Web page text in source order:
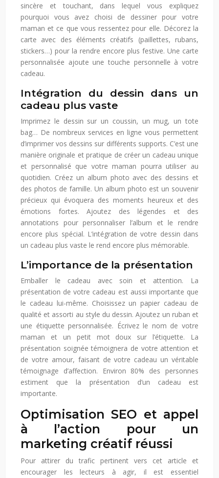
sincère et touchant, dans lequel vous expliquez
pourquoi vous avez choisi de dessiner pour votre
maman et ce que vous ressentez pour elle. Décorez la
carte avec des éléments créatifs (paillettes, rubans,
stickers…) pour la rendre encore plus festive. Une carte
personnalisée ajoute une touche personnelle à votre
cadeau.
Intégration du dessin dans un
cadeau plus vaste
Imprimez le dessin sur un coussin, un mug, un tote
bag… De nombreux services en ligne vous permettent
d’imprimer vos dessins sur différents supports. C’est une
manière originale et pratique de créer un cadeau unique
et personnalisé que votre maman pourra utiliser au
quotidien. Créez un album photo avec des dessins et
des photos de famille. Un album photo est un souvenir
précieux qui évoquera des moments heureux et des
émotions fortes. Ajoutez des légendes et des
annotations pour personnaliser l’album et le rendre
encore plus spécial. L’intégration de votre dessin dans
un cadeau plus vaste le rend encore plus mémorable.
L’importance de la présentation
Emballer le cadeau avec soin et attention. La
présentation de votre cadeau est aussi importante que
le cadeau lui-même. Choisissez un papier cadeau de
qualité et assorti au style du dessin. Ajoutez un ruban et
une étiquette personnalisée. Écrivez le nom de votre
maman et un petit mot doux sur l’étiquette. La
présentation soignée témoignera de votre attention et
de votre amour, faisant de votre cadeau un véritable
témoignage d’affection. Environ 80% des personnes
estiment que la présentation d’un cadeau est
importante.
Optimisation SEO et appel
à l’action pour un
marketing créatif réussi
Pour attirer du trafic pertinent vers cet article et
encourager les lecteurs à agir, il est essentiel